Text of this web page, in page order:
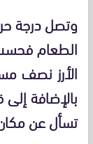
وتصل درجة
الطعام
الأرز نصف
بالإضافة
تسأل عن